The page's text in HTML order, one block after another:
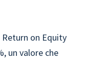
on Equity
un valore che